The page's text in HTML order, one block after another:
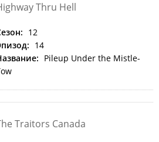
Thru Hell
12
14
Pileup Under the Mistle-
Traitors Canada